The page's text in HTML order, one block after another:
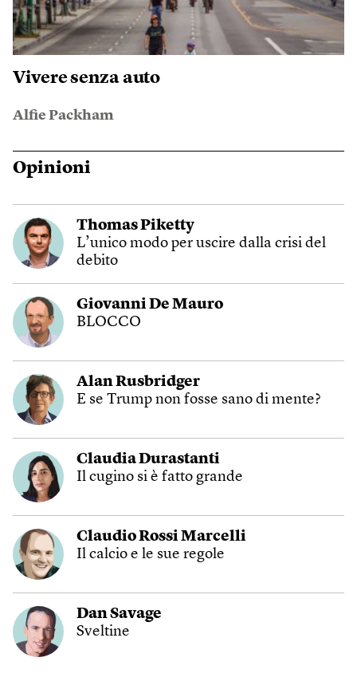
Vivere senza auto
Alfie Packham
Opinioni
Thomas Piketty
L’unico modo per uscire dalla crisi del
debito
Giovanni De Mauro
BLOCCO
Alan Rusbridger
E se Trump non fosse sano di mente?
Claudia Durastanti
Il cugino si è fatto grande
Claudio Rossi Marcelli
Il calcio e le sue regole
Dan Savage
Sveltine